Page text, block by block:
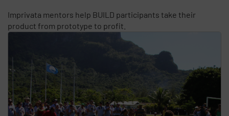
Imprivata mentors help BUILD participants take their
product from prototype to profit.